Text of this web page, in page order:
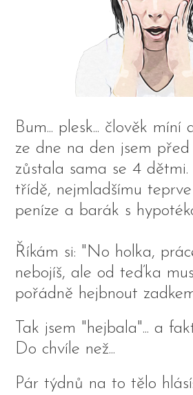
Bum... plesk... člověk míní
ze dne na den jsem
zůstala sama se 4
třídě, nejmladšímu
peníze a barák s
Říkám si: "No holka,
nebojíš, ale od teďka
pořádně hejbnout
Tak jsem "hejbala"... a
Do chvíle než...
Pár týdnů na to tělo